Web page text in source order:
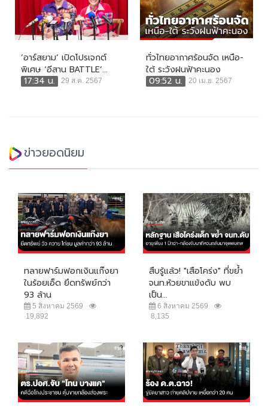
‘อาร์สยาม’ เปิดโปรเจกต์
พิเศษ ‘อีสาน BATTLE’...
17:34 น.
29 ส.ค. 2567
ทั่วไทยอากาศร้อนจัด เหนือ-
ใต้ ระวังฝนฟ้าคะนอง
09:52 น.
20 เม.ย. 2567
ข่าวยอดนิยม
ทลายฟาร์มฟอกเงินแก๊งยา
ในร้อยเอ็ด ยึดทรัพย์กว่า
93 ล้าน
5 สิงหาคม 2569
19,892
สืบรู้แล้ว! "เสือโคร่ง" ที่ขย้ำ
จนท.ห้วยขาแข้งดับ พบ
เป็น...
6 สิงหาคม 2569
8,135